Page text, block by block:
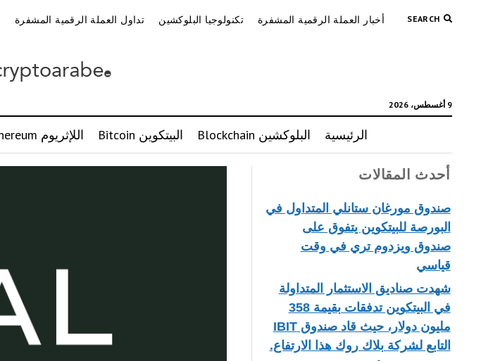
SEARCH أخبار العملة الرقمية المشفرة تكنولوجيا البلوكشين تداول العملة الرقمية المشفرة
9 أغسطس، 2026
الرئيسية البلوكشين Blockchain البيتكوين Bitcoin اللإثريوم Ethereum
أحدث المقالات
صندوق مورغان ستانلي المتداول في
البورصة للبيتكوين يتفوق على
صندوق ويزدوم تري في وقت
قياسي
شهدت صناديق الاستثمار المتداولة
في البيتكوين تدفقات بقيمة 358
مليون دولار، حيث قاد صندوق IBIT
التابع لشركة بلاك روك هذا الارتفاع.